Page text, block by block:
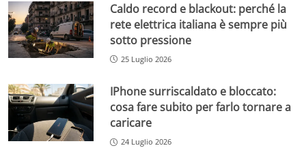
Caldo record e blackout: perché la
rete elettrica italiana è sempre più
sotto pressione
25 Luglio 2026
IPhone surriscaldato e bloccato:
cosa fare subito per farlo tornare a
caricare
24 Luglio 2026